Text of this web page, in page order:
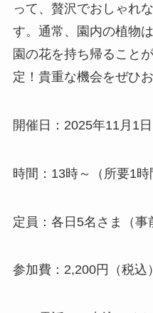
って、贅沢でおしゃれ
す。通常、園内の植物
園の花を持ち帰ること
定！貴重な機会をぜひ
開催日：2025年11月1
時間：13時～（所要1時
定員：各日5名さま（事
参加費：2,200円（税込）